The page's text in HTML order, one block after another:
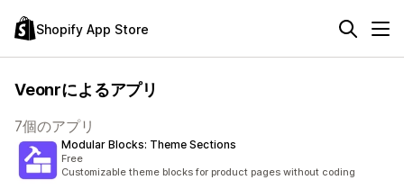
Shopify App Store
Veonrによるアプリ
7個のアプリ
Modular Blocks: Theme Sections
Free
Customizable theme blocks for product pages without coding